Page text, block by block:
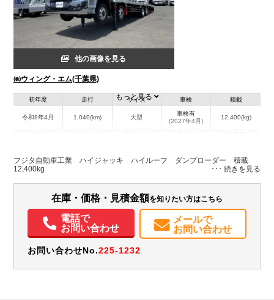
他の画像を見る
㈱ウィング・エム(千葉県)
初年度
令和8年4月
走行
1,040(km)
サイズ
大型
車検
車検有
(2027年4月)
積載
12,400(kg)
千葉県
W:2,460
H:200
W:2,490
H:3,210
無
装備情報
集中ドアロック
電動格納ミラー エアサスシート TV
ETC
バックモニター
取扱説明書（一部含む） メンテナンスノート（保証書）
もっと見る
フジタ自動車工業 ハイジャッキ ハイルーフ ダンプローダー 積載
12,400kg
在庫・価格・見積金額を知りたい方はこちら
電話で
お問い合わせ
メールで
お問い合わせ
お問い合わせNo.225-1232